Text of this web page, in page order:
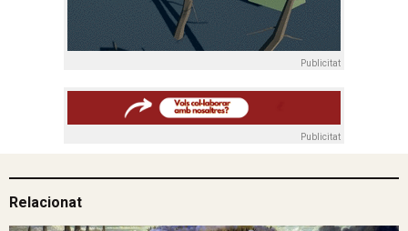
Publicitat
Publicitat
Relacionat